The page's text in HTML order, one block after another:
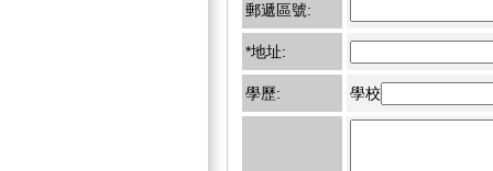
郵遞區號:
*地址:
學歷: 學校